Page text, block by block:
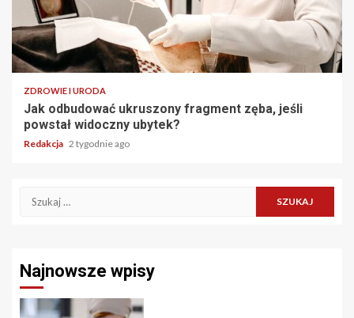
ZDROWIE I URODA
Jak odbudować ukruszony fragment zęba, jeśli
powstał widoczny ubytek?
Redakcja 2 tygodnie ago
Szukaj:
Najnowsze wpisy